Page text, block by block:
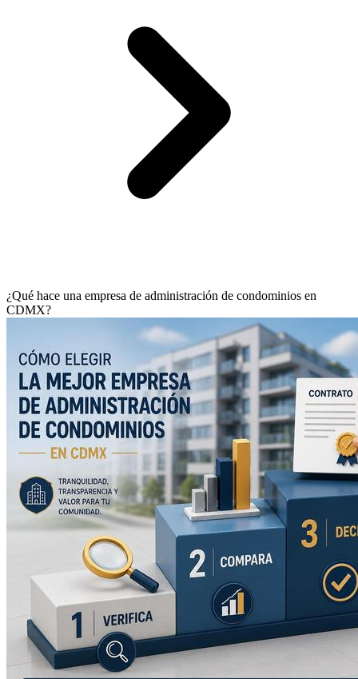
¿Qué hace una empresa de administración de condominios en
CDMX?